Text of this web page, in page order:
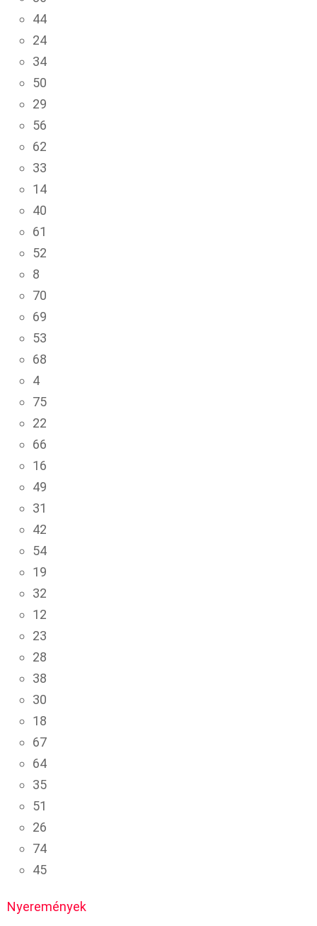
44
24
34
50
29
56
62
33
14
40
61
52
8
70
69
53
68
4
75
22
66
16
49
31
42
54
19
32
12
23
28
38
30
18
67
64
35
51
26
74
45
Nyeremények